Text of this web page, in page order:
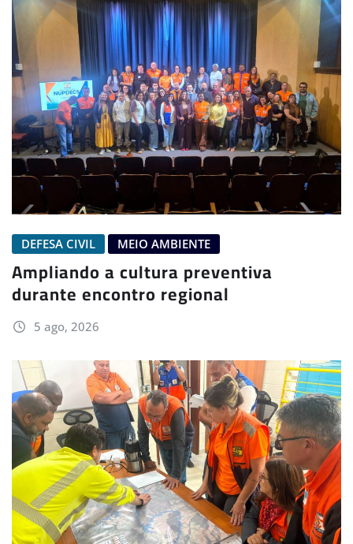
DEFESA CIVIL MEIO AMBIENTE
Ampliando a cultura preventiva
durante encontro regional
5 ago, 2026